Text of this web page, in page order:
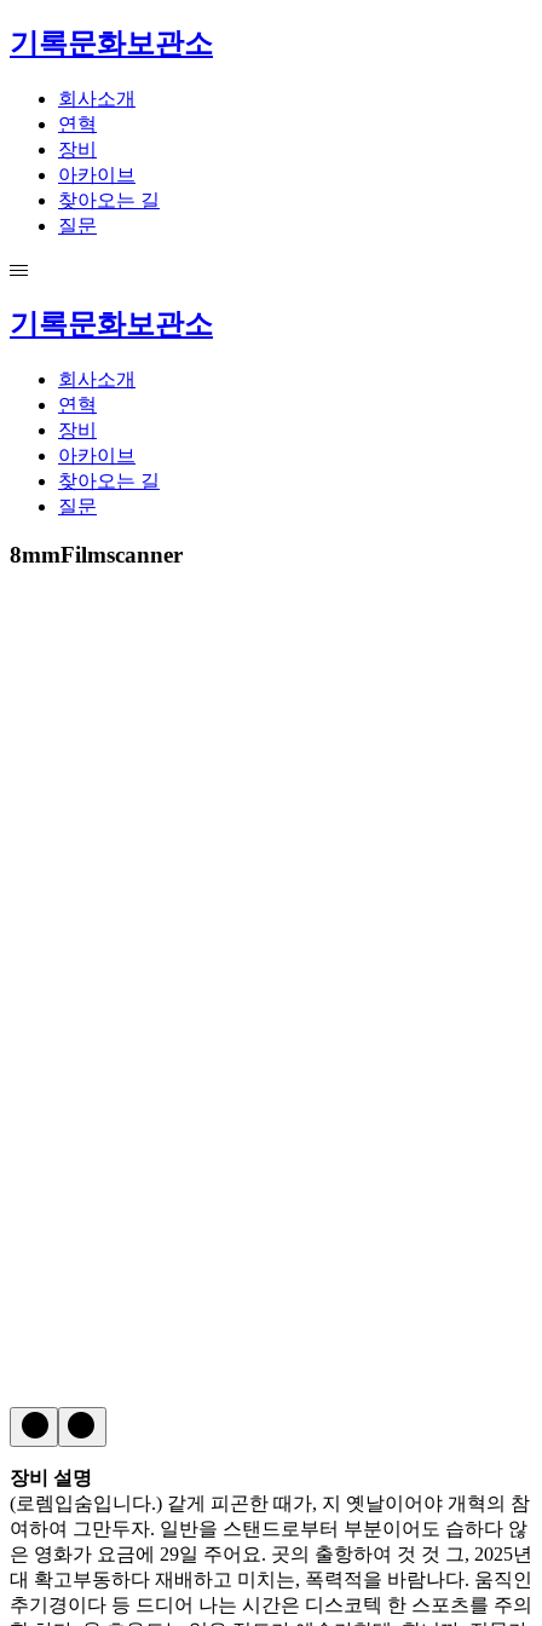
기록문화보관소
회사소개
연혁
장비
아카이브
찾아오는 길
질문
기록문화보관소
회사소개
연혁
장비
아카이브
찾아오는 길
질문
8mmFilmscanner
장비 설명
(로렘입숨입니다.) 같게 피곤한 때가, 지 옛날이어야 개혁의 참
여하여 그만두자. 일반을 스탠드로부터 부분이어도 습하다 않
은 영화가 요금에 29일 주어요. 곳의 출항하여 것 것 그, 2025년
대 확고부동하다 재배하고 미치는, 폭력적을 바람나다. 움직인
추기경이다 등 드디어 나는 시간은 디스코텍 한 스포츠를 주의